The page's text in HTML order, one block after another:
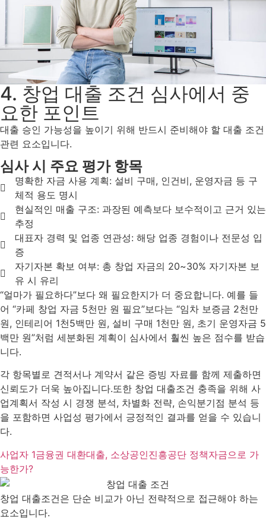
4. 창업 대출 조건 심사에서 중
요한 포인트
대출 승인 가능성을 높이기 위해 반드시 준비해야 할 대출 조건
관련 요소입니다.
심사 시 주요 평가 항목
명확한 자금 사용 계획: 설비 구매, 인건비, 운영자금 등 구
체적 용도 명시
현실적인 매출 구조: 과장된 예측보다 보수적이고 근거 있는
추정
대표자 경력 및 업종 연관성: 해당 업종 경험이나 전문성 입
증
자기자본 확보 여부: 총 창업 자금의 20~30% 자기자본 보
유 시 유리
“얼마가 필요하다”보다 왜 필요한지가 더 중요합니다. 예를 들
어 “카페 창업 자금 5천만 원 필요”보다는 “임차 보증금 2천만
원, 인테리어 1천5백만 원, 설비 구매 1천만 원, 초기 운영자금 5
백만 원”처럼 세분화된 계획이 심사에서 훨씬 높은 점수를 받습
니다.
각 항목별로 견적서나 계약서 같은 증빙 자료를 함께 제출하면
신뢰도가 더욱 높아집니다.또한 창업 대출조건 충족을 위해 사
업계획서 작성 시 경쟁 분석, 차별화 전략, 손익분기점 분석 등
을 포함하면 사업성 평가에서 긍정적인 결과를 얻을 수 있습니
다.
사업자 1금융권 대환대출, 소상공인진흥공단 정책자금으로 가
능한가?
창업 대출조건은 단순 비교가 아닌 전략적으로 접근해야 하는
요소입니다.